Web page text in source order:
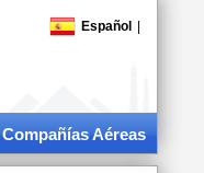
Español
Compañías Aéreas